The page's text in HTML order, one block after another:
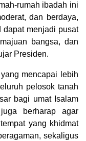
rumah ibadah ini
dan berdaya,
dapat menjadi pusat
bangsa, dan
Presiden.
mencapai lebih
pelosok tanah
bagi umat Isalam
berharap agar
yang khidmat
sekaligus